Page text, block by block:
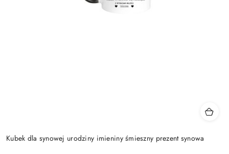
Kubek dla synowej urodziny imieniny śmieszny prezent synowa